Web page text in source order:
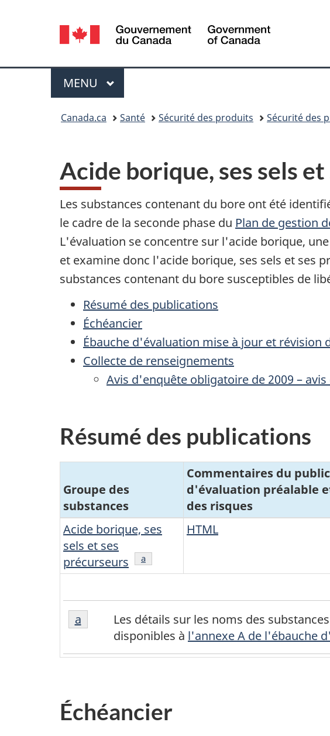
Sélection
de
la
langue
Canada
Menu
MENU PRINCIPAL
Canada.ca Santé Sécurité des produits Sécurité des
Acide borique, ses sels
Les substances contenant du bore ont été
le cadre de la seconde phase du Plan de gestion
L'évaluation se concentre sur l'acide borique,
et examine donc l'acide borique, ses sels et ses
substances contenant du bore susceptibles de
Résumé des publications
Échéancier
Ébauche d'évaluation mise à jour et révision
Collecte de renseignements
Avis d'enquête obligatoire de 2009 –
Résumé des publications
Groupe des
substances
Commentaires du
d'évaluation préalable
des risques
Acide borique, ses
sels et ses
précurseurs
Note de bas de page
a
HTML
Note
de
de
Les détails sur les noms des
disponibles à l'annexe A de l'ébauche
Retour à la référence de la note de bas de page
a
Échéancier